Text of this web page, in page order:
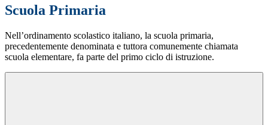
Scuola Primaria
Nell’ordinamento scolastico italiano, la scuola primaria,
precedentemente denominata e tuttora comunemente chiamata
scuola elementare, fa parte del primo ciclo di istruzione.